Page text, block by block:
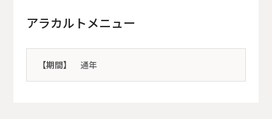
アラカルトメニュー
【期間】 通年